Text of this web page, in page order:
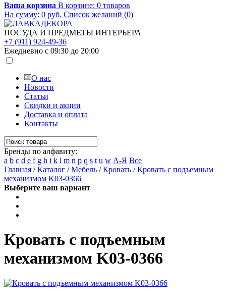
Ваша корзина В корзине: 0 товаров
На сумму: 0 руб. Список желаний (0)
ПОСУДА И ПРЕДМЕТЫ ИНТЕРЬЕРА
+7 (911) 924-49-36
Ежедневно с 09:30 до 20:00
О нас
Новости
Статьи
Скидки и акции
Доставка и оплата
Контакты
Бренды по алфавиту:
a b c d e f g h i k l m n p q s t u w А-Я Все
Главная /Каталог /Мебель /Кровать /Кровать с подъемным
механизмом K03-0366
Выберите ваш вариант
Кровать с подъемным
механизмом K03-0366